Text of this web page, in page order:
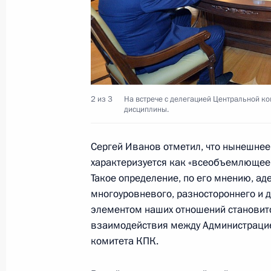
Встреча с Председателем КНР Си
15 ноября 2015 года, 20:15
годовщины образования
1 октября 2015 года, 11:00
Встреча с делегацией
по проверке дисциплины
2 из 3
На встрече с делегацией Центральной
дисциплины.
Сергей Иванов отметил, что
характеризуется как
Такое определение, по его мнению,
многоуровневого, разностороннего
элементом наших отношений
взаимодействия между
комитета КПК.